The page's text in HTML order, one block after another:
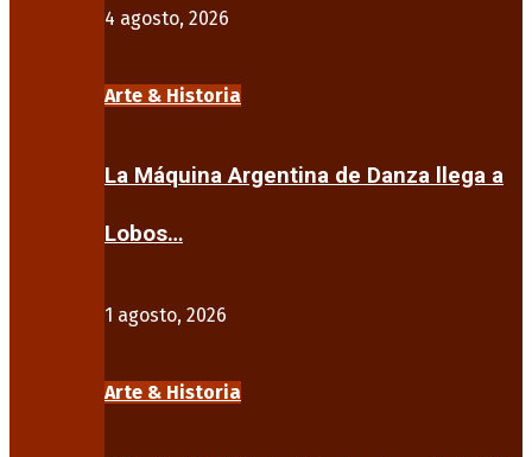
4 agosto, 2026
Arte & Historia
La Máquina Argentina de Danza llega a
Lobos…
1 agosto, 2026
Arte & Historia